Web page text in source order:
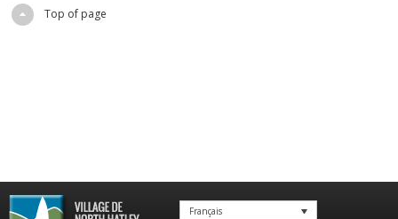
Top of page
Français